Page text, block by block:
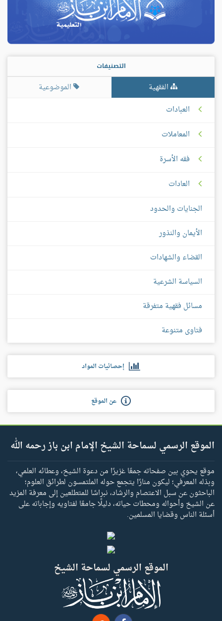
التصنيفات
الفقهية
الموضوعية
العبادات
المعاملات
فقه الأسرة
العادات
الجنايات والحدود
الأيمان والنذور
القضاء والشهادات
السياسة الشرعية
مسائل فقهية متفرقة
فتاوى متنوعة
إحصائيات المواد
عن الموقع
الموقع الرسمي لسماحة الشيخ الإمام ابن باز رحمه الله
موقع يحوي بين صفحاته جمعًا غزيرًا من دعوة الشيخ، وعطائه العلمي،
وبذله المعرفي؛ ليكون منارًا يتجمع حوله الملتمسون لطرائق العلوم؛
الباحثون عن سبل الاعتصام والرشاد، نبراسًا للمتطلعين إلى معرفة المزيد
عن الشيخ وأحواله ومحطات حياته، دليلًا جامعًا لفتاويه وإجاباته على
أسئلة الناس وقضايا المسلمين.
الموقع الرسمي لسماحة الشيخ